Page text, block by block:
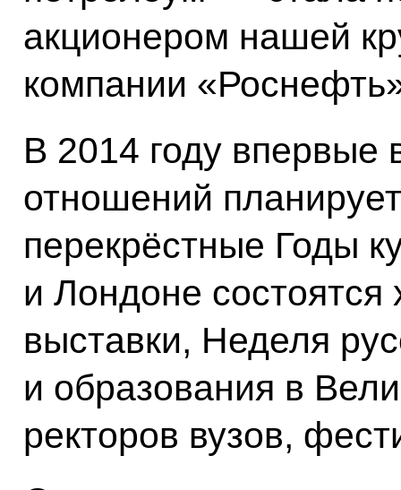
акционером нашей
компании
В 2014 году впервые
отношений
перекрёстные Годы
и Лондоне
выставки, Неделя
и образования в
ректоров вузов,